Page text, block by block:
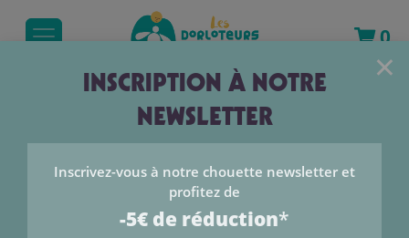
0
×
INSCRIPTION À NOTRE
NEWSLETTER
Inscrivez-vous à notre chouette newsletter et
profitez de
-5€ de réduction*